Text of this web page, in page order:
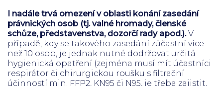
I nadále trvá omezení v oblasti konání zasedání
právnických osob (tj. valné hromady, členské
schůze, představenstva, dozorčí rady apod.).V
případě, kdy se takového zasedání zúčastní více
než 10 osob, je jednak nutné dodržovat určitá
hygienická opatření (zejména musí mít účastníci
respirátor či chirurgickou roušku s filtrační
účinností min. FFP2, KN95 či N95, je třeba zajistit,